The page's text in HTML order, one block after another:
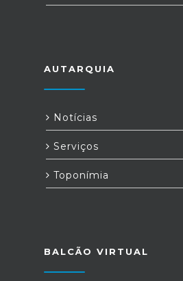
AUTARQUIA
Notícias
Serviços
Toponímia
BALCÃO VIRTUAL